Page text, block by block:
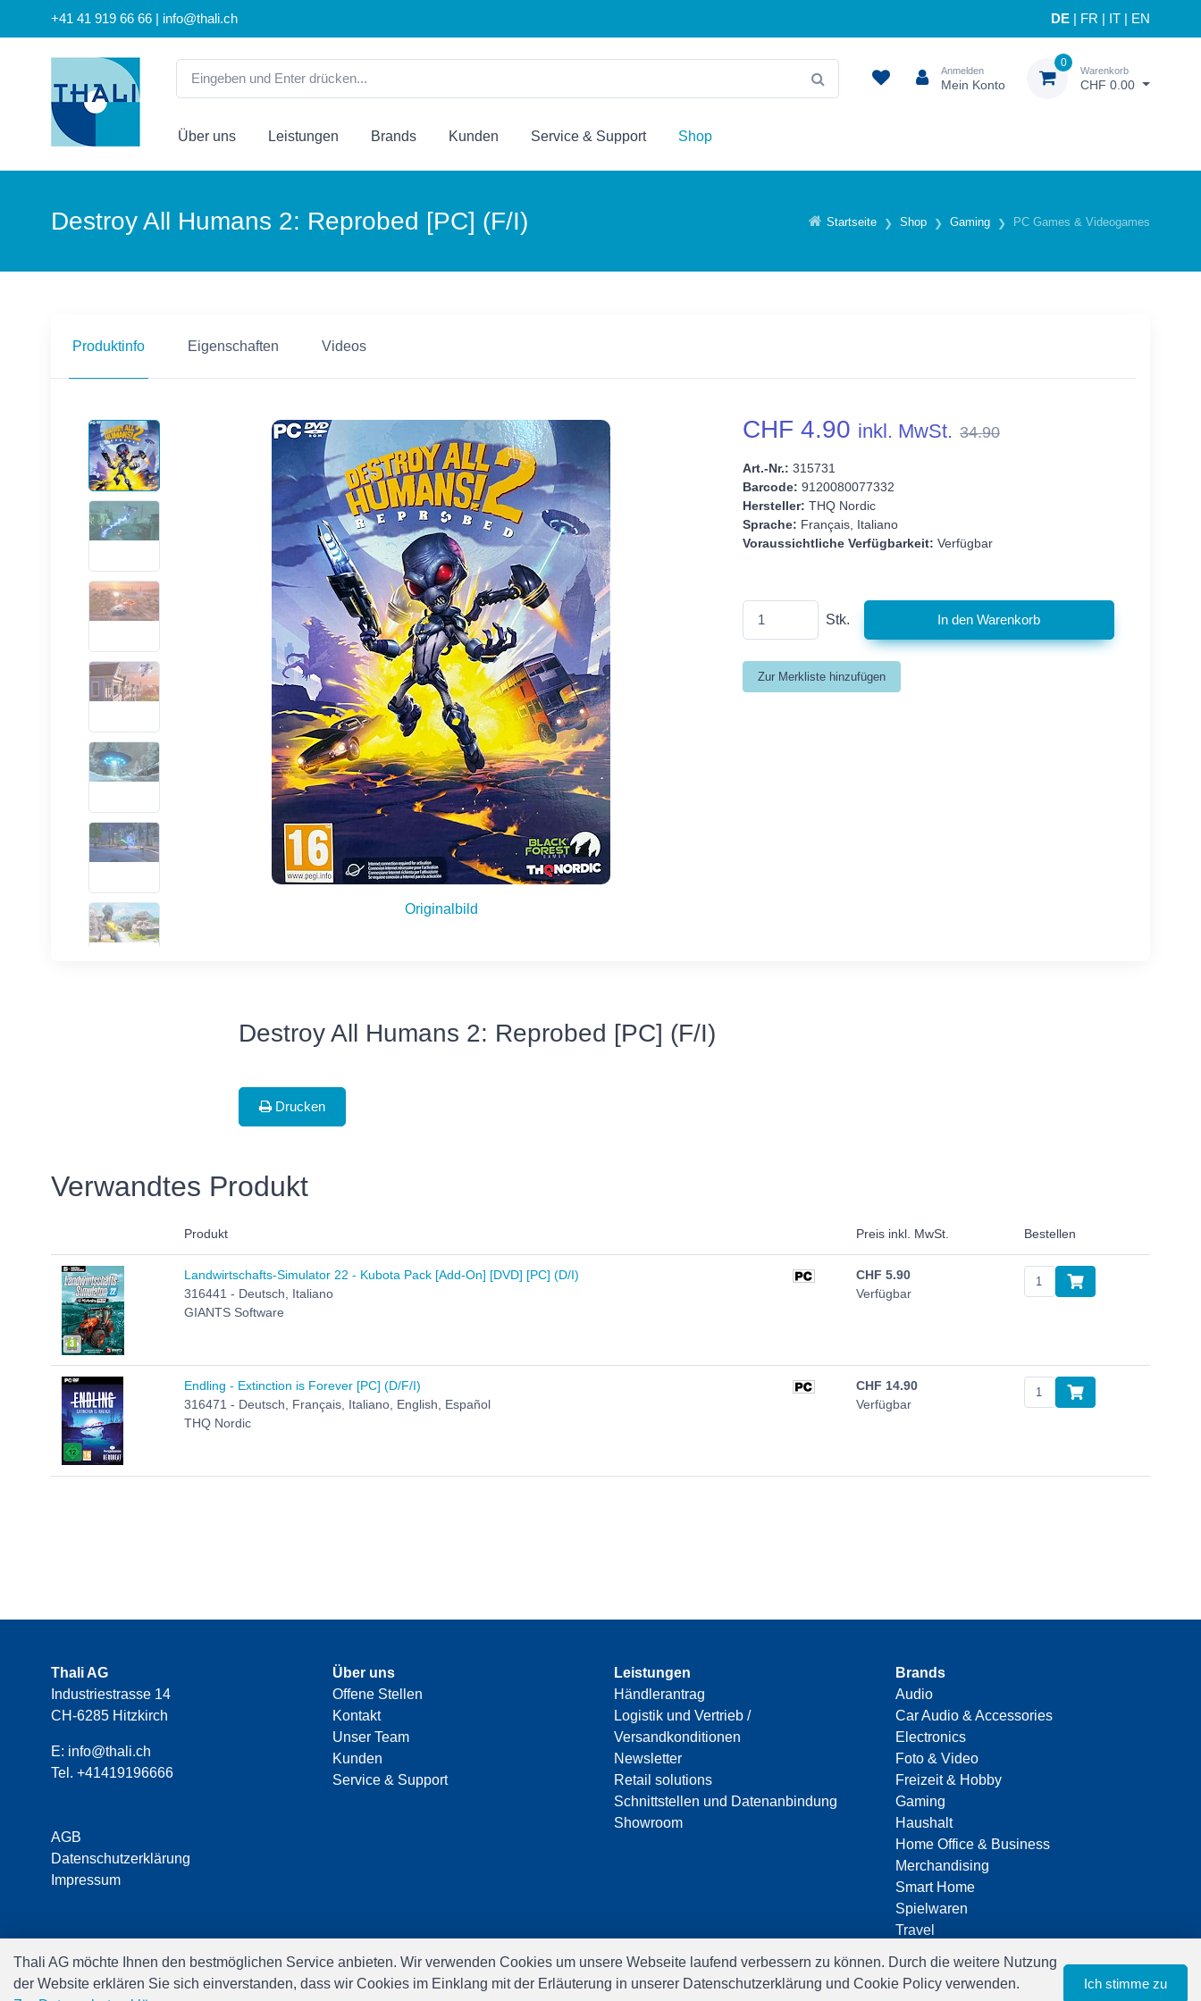
+41 41 919 66 66 | info@thali.ch DE FR IT EN
Anmelden
Mein Konto
0
Warenkorb
CHF 0.00
Über uns Leistungen Brands Kunden Service & Support Shop
Startseite Shop Gaming PC Games & Videogames
Destroy All Humans 2: Reprobed [PC] (F/I)
Produktinfo Eigenschaften Videos
Originalbild
CHF 4.90 inkl. MwSt. 34.90
Art.-Nr.: 315731
Barcode: 9120080077332
Hersteller: THQ Nordic
Sprache: Français, Italiano
Voraussichtliche Verfügbarkeit: Verfügbar
Stk.
Destroy All Humans 2: Reprobed [PC] (F/I)
Drucken
Verwandtes Produkt
Produkt Preis inkl. MwSt. Bestellen
Landwirtschafts-Simulator 22 - Kubota Pack [Add-On] [DVD] [PC] (D/I)
316441 - Deutsch, Italiano
GIANTS Software
CHF 5.90
Verfügbar
Endling - Extinction is Forever [PC] (D/F/I)
316471 - Deutsch, Français, Italiano, English, Español
THQ Nordic
CHF 14.90
Verfügbar
Thali AG
Industriestrasse 14
CH-6285 Hitzkirch
E: info@thali.ch
Tel. +41419196666
AGB
Datenschutzerklärung
Impressum
Über uns
Offene Stellen
Kontakt
Unser Team
Kunden
Service & Support
Leistungen
Händlerantrag
Logistik und Vertrieb /
Versandkonditionen
Newsletter
Retail solutions
Schnittstellen und Datenanbindung
Showroom
Brands
Audio
Car Audio & Accessories
Electronics
Foto & Video
Freizeit & Hobby
Gaming
Haushalt
Home Office & Business
Merchandising
Smart Home
Spielwaren
Travel
Thali AG möchte Ihnen den bestmöglichen Service anbieten. Wir verwenden Cookies um unsere Webseite laufend verbessern zu können. Durch die weitere Nutzung
der Website erklären Sie sich einverstanden, dass wir Cookies im Einklang mit der Erläuterung in unserer Datenschutzerklärung und Cookie Policy verwenden.
Ich stimme zu